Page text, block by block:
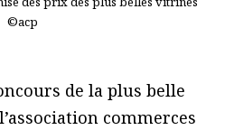
©acp
de la plus belle
commerces